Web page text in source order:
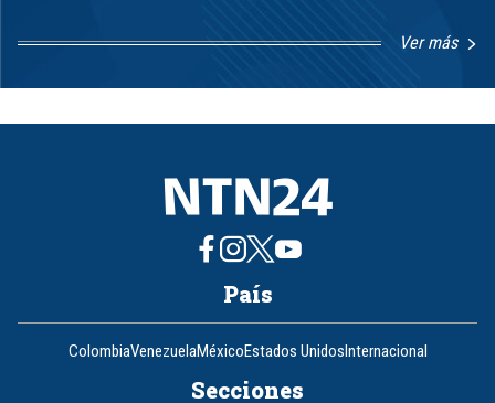
Ver más
1
8
País
ColombiaVenezuelaMéxicoEstados UnidosInternacional
Secciones